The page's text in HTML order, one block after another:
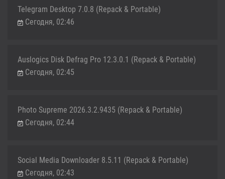
Telegram Desktop 7.0.8 (Repack & Portable)
Сегодня, 02:46
Auslogics Disk Defrag Pro 12.3.0.1 (Repack & Portable)
Сегодня, 02:45
Photo Supreme 2026.3.2.9435 (Repack & Portable)
Сегодня, 02:44
Social Media Downloader 8.5.11 (Repack & Portable)
Сегодня, 02:43